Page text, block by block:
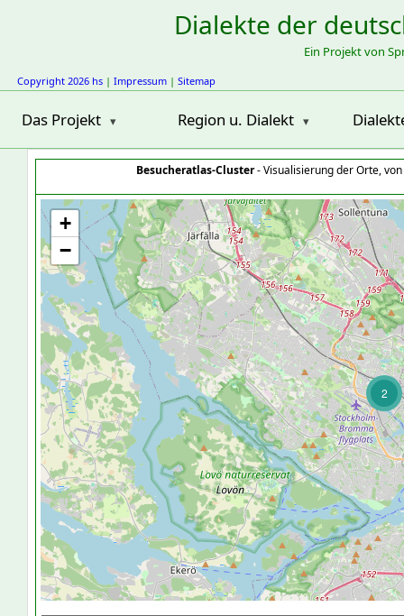
Dialekte der
Ein Projekt von
Copyright 2026 hs | Impressum | Sitemap
Das Projekt Region u. Dialekt
Besucheratlas-Cluster- Visualisierung der Orte,
2
+
−